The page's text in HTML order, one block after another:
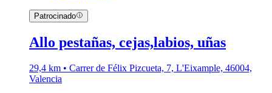
Patrocinado
Allo pestañas, cejas,labios, uñas
29,4 km • Carrer de Félix Pizcueta, 7, L'Eixample, 46004,
Valencia